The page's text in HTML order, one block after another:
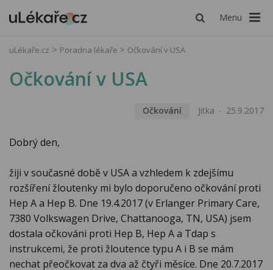
Menu
uLékaře.cz Poradna lékaře Očkování v USA
Očkování v USA
Očkování Jitka 25.9.2017
Dobrý den,
žiji v současné době v USA a vzhledem k zdejšímu
rozšíření žloutenky mi bylo doporučeno očkování proti
Hep A a Hep B. Dne 19.4.2017 (v Erlanger Primary Care,
7380 Volkswagen Drive, Chattanooga, TN, USA) jsem
dostala očkováni proti Hep B, Hep A a Tdap s
instrukcemi, že proti žloutence typu A i B se mám
nechat přeočkovat za dva až čtyři měsíce. Dne 20.7.2017